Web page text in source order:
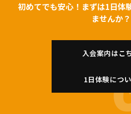
初めてでも安心！まずは1日体
ませんか？
入会案内はこ
1日体験につ